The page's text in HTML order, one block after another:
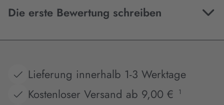
Die erste Bewertung schreiben
Lieferung innerhalb 1-3 Werktage
Kostenloser Versand ab 9,00 €
1